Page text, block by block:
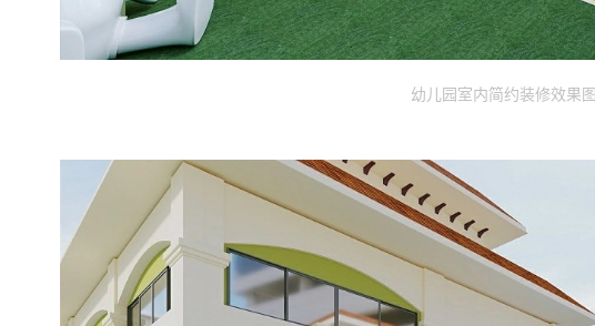
幼儿园室内简约装修效果图